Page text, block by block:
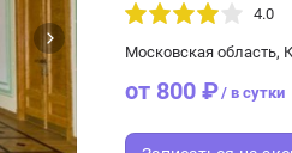
4.0
Московская область,
от 800 ₽/ в сутки